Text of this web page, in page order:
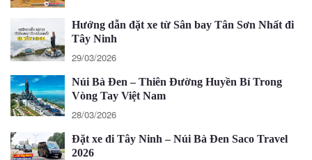
Hướng dẫn đặt xe từ Sân bay Tân Sơn Nhất đi
Tây Ninh
29/03/2026
Núi Bà Đen – Thiên Đường Huyền Bí Trong
Vòng Tay Việt Nam
28/03/2026
Đặt xe đi Tây Ninh – Núi Bà Đen Saco Travel
2026